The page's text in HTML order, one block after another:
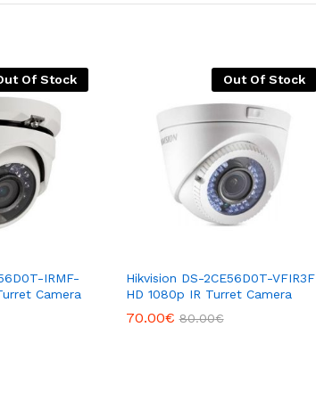
Of Stock
IRMF-
Camera
Out Of Stock
Hikvision DS-2CE56D0T-VFIR3F
HD 1080p IR Turret Camera
70.00€ 80.00€